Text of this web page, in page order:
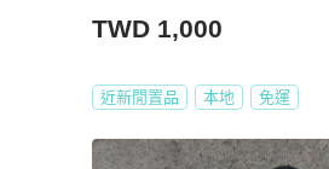
TWD 1,000
近新閒置品 本地 免運